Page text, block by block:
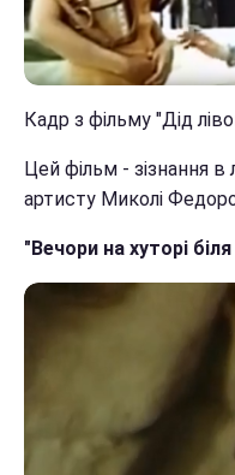
Кадр з фільму "Дід
Цей фільм - зізнання
артисту Миколі
"Вечори на хуторі